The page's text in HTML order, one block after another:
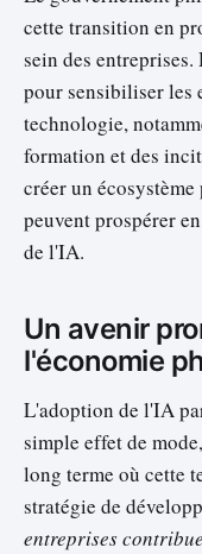
cette transition en
sein des
pour sensibiliser les
technologie,
formation et des
créer un
peuvent prospérer
de l'IA.
Un avenir
l'économie
L'adoption de l'IA
simple effet de
long terme où cette
stratégie de
entreprises